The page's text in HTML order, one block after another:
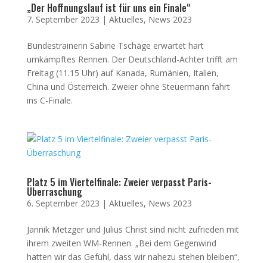
„Der Hoffnungslauf ist für uns ein Finale“
7. September 2023 | Aktuelles, News 2023
Bundestrainerin Sabine Tschäge erwartet hart
umkämpftes Rennen. Der Deutschland-Achter trifft am
Freitag (11.15 Uhr) auf Kanada, Rumänien, Italien,
China und Österreich. Zweier ohne Steuermann fährt
ins C-Finale.
Platz 5 im Viertelfinale: Zweier verpasst Paris-
Überraschung
6. September 2023 | Aktuelles, News 2023
Jannik Metzger und Julius Christ sind nicht zufrieden mit
ihrem zweiten WM-Rennen. „Bei dem Gegenwind
hatten wir das Gefühl, dass wir nahezu stehen bleiben“,